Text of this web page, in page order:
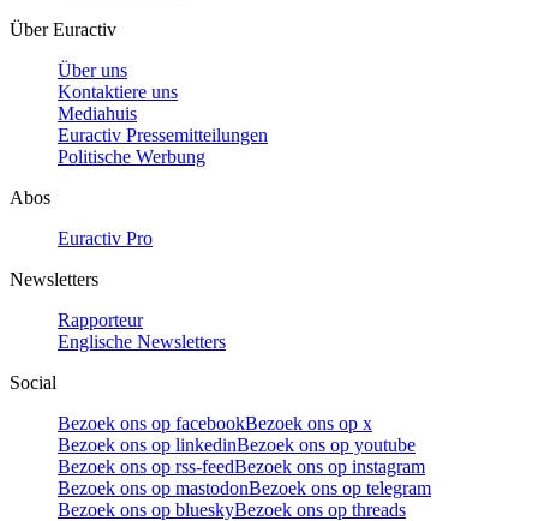
Über Euractiv
Über uns
Kontaktiere uns
Mediahuis
Euractiv Pressemitteilungen
Politische Werbung
Abos
Euractiv Pro
Newsletters
Rapporteur
Englische Newsletters
Social
Bezoek ons op facebookBezoek ons op x
Bezoek ons op linkedinBezoek ons op youtube
Bezoek ons op rss-feedBezoek ons op instagram
Bezoek ons op mastodonBezoek ons op telegram
Bezoek ons op blueskyBezoek ons op threads